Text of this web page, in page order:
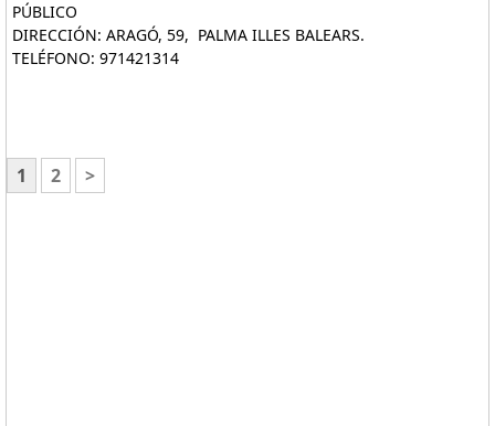
PÚBLICO
DIRECCIÓN: ARAGÓ, 59, PALMA ILLES BALEARS.
TELÉFONO: 971421314
1 2 >